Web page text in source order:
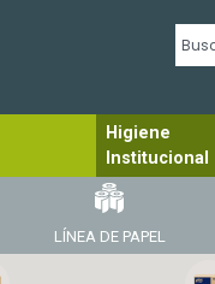
Higiene
Institucional
LÍNEA DE PAPEL